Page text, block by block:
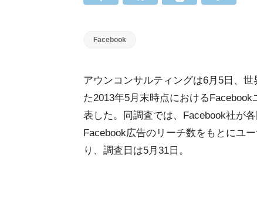
Facebook
アウンコンサルティングは6月5日、世
た2013年5月末時点における
表した。同調査では、Facebook社が
Facebook広告のリーチ数をもとにユ
り、調査日は5月31日。